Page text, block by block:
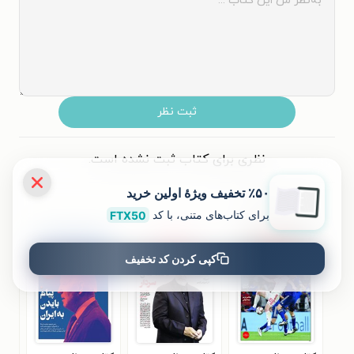
ثبت نظر
نظری برای کتاب ثبت نشده است.
کتاب‌های مشابه
٪۵۰ تخفیف ویژۀ اولین خرید
برای کتاب‌های متنی، با کد FTX50
کپی کردن کد تخفیف